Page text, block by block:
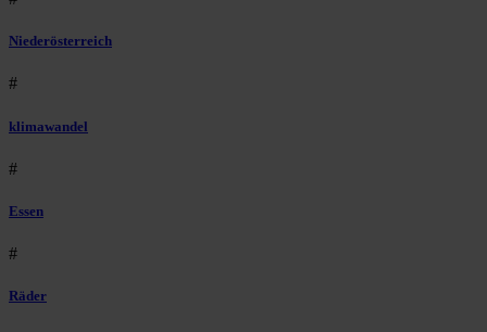
Niederösterreich
#
klimawandel
#
Essen
#
Räder